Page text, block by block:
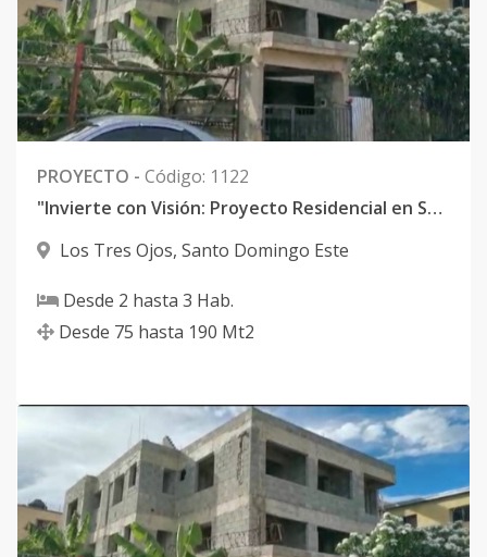
PROYECTO - Código: 1122
"Invierte con Visión: Proyecto Residencial en Santo Domingo Este, Cerca del Parque Los Tres Ojos y el Malecón, en oferta por US$325,000"
Los Tres Ojos, Santo Domingo Este
Desde 2 hasta 3 Hab.
Desde 75 hasta 190 Mt2